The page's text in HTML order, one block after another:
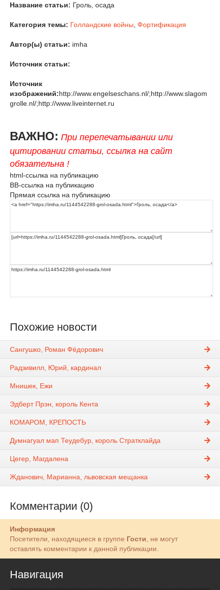
Название статьи: Гроль, осада
Категория темы: Голландские войны Фортификация
Автор(ы) статьи: imha
Источник статьи:
Источник
изображений:http://www.engelseschans.nl/;http://www.slagom
grolle.nl/;http://www.liveinternet.ru
ВАЖНО: При перепечатывании или
цитировании статьи, ссылка на сайт
обязательна !
html-ссылка на публикацию
BB-ссылка на публикацию
Прямая ссылка на публикацию
Похожие новости
Сангушко, Роман Фёдорович
Радзивилл, Юрий, кардинал
Мнишек, Ежи
Эдберт Прэн, король Кента
КОМАРОМ, КРЕПОСТЬ
Думнагуал мап Теудебур, король Стратклайда
Цегер, Магдалена
Жданович, Марианна, львовская мещанка
Комментарии (0)
Информация
Посетители, находящиеся в группе Гости, не могут
оставлять комментарии к данной публикации.
Навигация